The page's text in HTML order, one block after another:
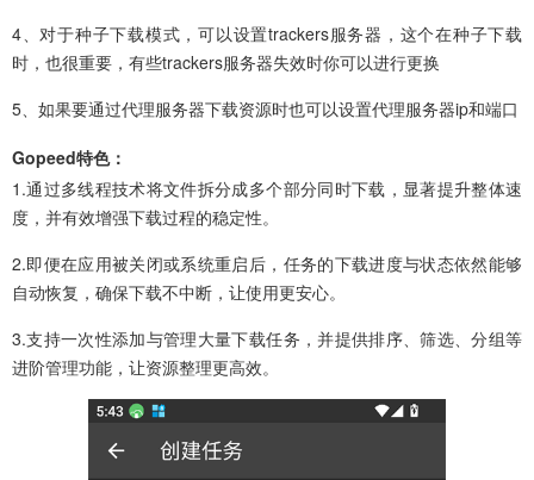
4、对于种子下载模式，可以设置trackers服务器，这个在种子下载
时，也很重要，有些trackers服务器失效时你可以进行更换
5、如果要通过代理服务器下载资源时也可以设置代理服务器ip和端口
Gopeed特色：
1.通过多线程技术将文件拆分成多个部分同时下载，显著提升整体速
度，并有效增强下载过程的稳定性。
2.即便在应用被关闭或系统重启后，任务的下载进度与状态依然能够
自动恢复，确保下载不中断，让使用更安心。
3.支持一次性添加与管理大量下载任务，并提供排序、筛选、分组等
进阶管理功能，让资源整理更高效。